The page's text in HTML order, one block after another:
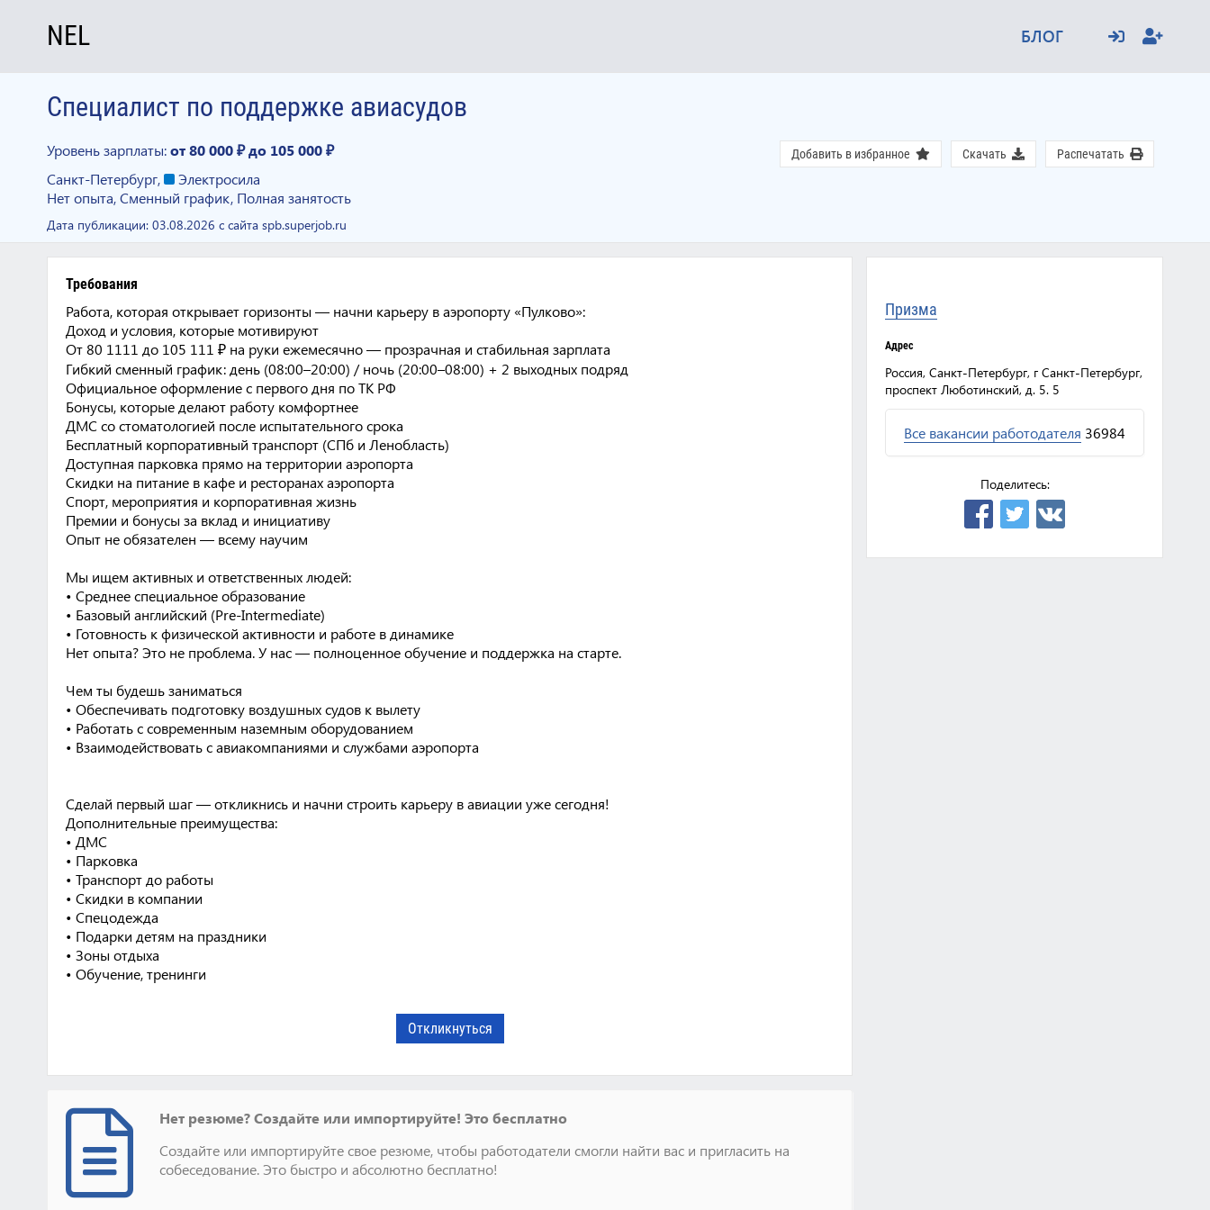
NEL БЛОГ
Специалист по поддержке авиасудов
Добавить в избранное Скачать Распечатать
Уровень зарплаты:от 80 000 ₽до 105 000 ₽
Санкт-Петербург,
Электросила
Нет опыта, Сменный график, Полная занятость
Дата публикации: 03.08.2026 с сайта spb.superjob.ru
Требования
Работа, которая открывает горизонты — начни карьеру в аэропорту «Пулково»:
Доход и условия, которые мотивируют
От 80 1111 до 105 111 ₽ на руки ежемесячно — прозрачная и стабильная зарплата
Гибкий сменный график: день (08:00–20:00) / ночь (20:00–08:00) + 2 выходных подряд
Официальное оформление с первого дня по ТК РФ
Бонусы, которые делают работу комфортнее
ДМС со стоматологией после испытательного срока
Бесплатный корпоративный транспорт (СПб и Ленобласть)
Доступная парковка прямо на территории аэропорта
Скидки на питание в кафе и ресторанах аэропорта
Спорт, мероприятия и корпоративная жизнь
Премии и бонусы за вклад и инициативу
Опыт не обязателен — всему научим
Мы ищем активных и ответственных людей:
• Среднее специальное образование
• Базовый английский (Pre-Intermediate)
• Готовность к физической активности и работе в динамике
Нет опыта? Это не проблема. У нас — полноценное обучение и поддержка на старте.
Чем ты будешь заниматься
• Обеспечивать подготовку воздушных судов к вылету
• Работать с современным наземным оборудованием
• Взаимодействовать с авиакомпаниями и службами аэропорта
Сделай первый шаг — откликнись и начни строить карьеру в авиации уже сегодня!
Дополнительные преимущества:
• ДМС
• Парковка
• Транспорт до работы
• Скидки в компании
• Спецодежда
• Подарки детям на праздники
• Зоны отдыха
• Обучение, тренинги
Откликнуться
Нет резюме? Создайте или импортируйте! Это бесплатно
Создайте или импортируйте свое резюме, чтобы работодатели смогли найти вас и пригласить на
собеседование. Это быстро и абсолютно бесплатно!
Призма
Адрес
Россия, Санкт-Петербург, г Санкт-Петербург,
проспект Люботинский, д. 5. 5
Все вакансии работодателя 36984
Поделитесь: